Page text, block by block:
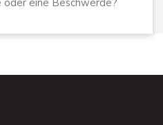
oder eine Beschwerde?